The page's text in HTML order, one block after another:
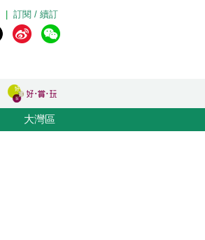
訂閱 / 續訂
大灣區